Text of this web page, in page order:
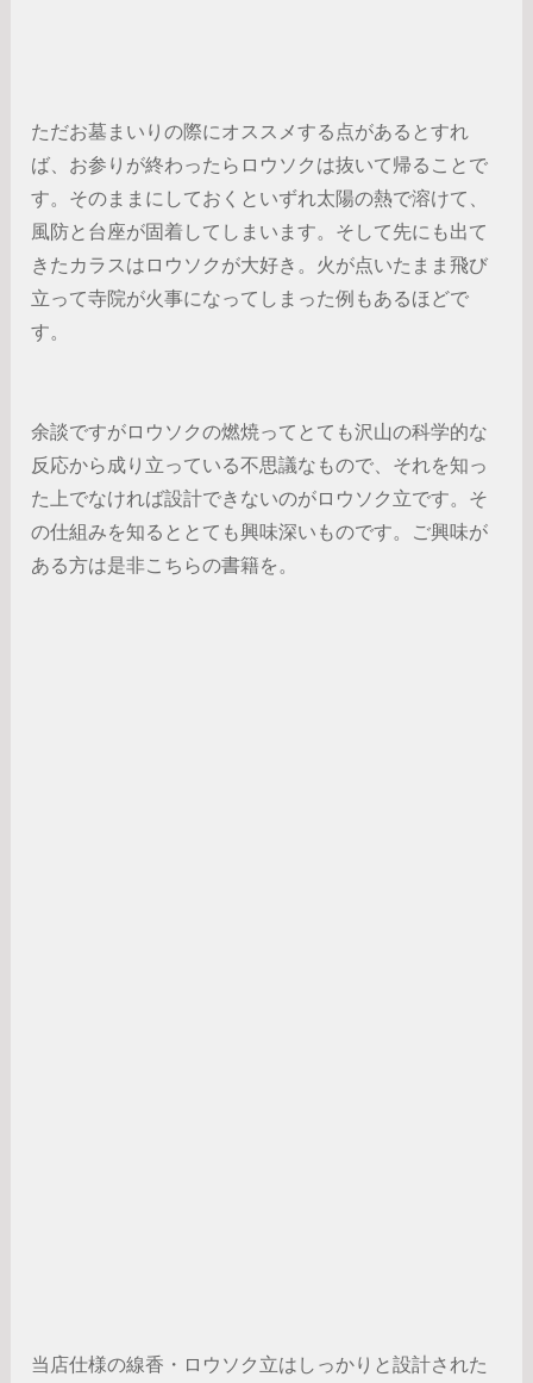
ただお墓まいりの際にオススメする点があるとすれ
ば、お参りが終わったらロウソクは抜いて帰ることで
す。そのままにしておくといずれ太陽の熱で溶けて、
風防と台座が固着してしまいます。そして先にも出て
きたカラスはロウソクが大好き。火が点いたまま飛び
立って寺院が火事になってしまった例もあるほどで
す。
余談ですがロウソクの燃焼ってとても沢山の科学的な
反応から成り立っている不思議なもので、それを知っ
た上でなければ設計できないのがロウソク立です。そ
の仕組みを知るととても興味深いものです。ご興味が
ある方は是非こちらの書籍を。
当店仕様の線香・ロウソク立はしっかりと設計された